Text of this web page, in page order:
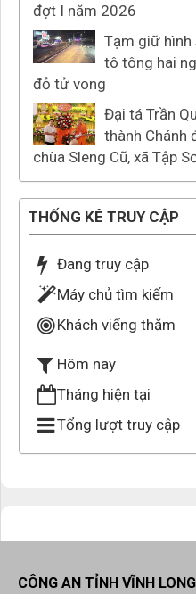
đợt I năm 2026
Tạm giữ hình
tô tông hai
đỏ tử vong
Đại tá Trần
thành Chánh
chùa Sleng Cũ, xã Tập
THỐNG KÊ TRUY CẬP
Đang truy cập
Máy chủ tìm kiếm
Khách viếng thăm
Hôm nay
Tháng hiện tại
Tổng lượt truy cập
CÔNG AN TỈNH VĨNH LONG